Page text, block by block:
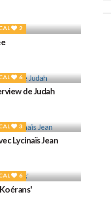
2
6
de Judah
3
Lycinaïs Jean
6